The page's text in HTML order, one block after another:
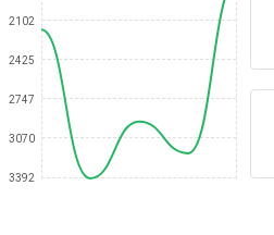
2102
2425
2747
3070
3392